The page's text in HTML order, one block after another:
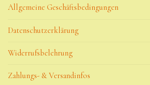
Allgemeine Geschäftsbedingungen
Datenschutzerklärung
Widerrufsbelehrung
Zahlungs- & Versandinfos